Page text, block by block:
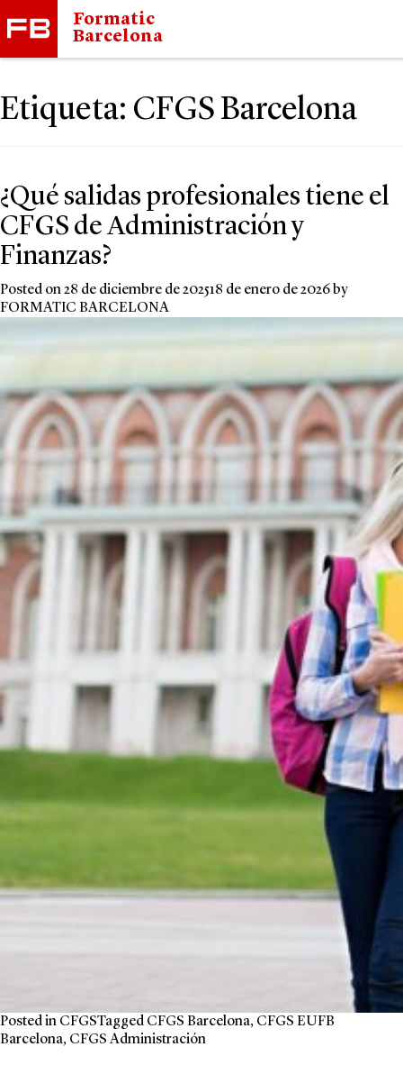
Formatic
Barcelona
Etiqueta: CFGS Barcelona
¿Qué salidas profesionales tiene el
CFGS de Administración y
Finanzas?
Posted on28 de diciembre de 202518 de enero de 2026 by
FORMATIC BARCELONA
Posted in CFGSTagged CFGS Barcelona, CFGS EUFB
Barcelona, CFGS Administración